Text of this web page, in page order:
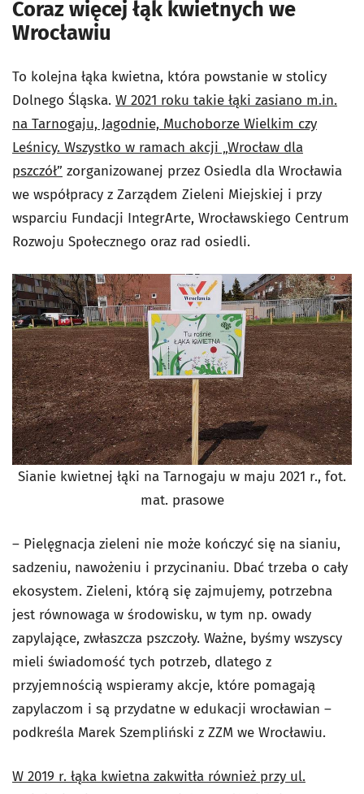
Coraz więcej łąk kwietnych we
Wrocławiu
To kolejna łąka kwietna, która powstanie w stolicy
Dolnego Śląska. W 2021 roku takie łąki zasiano m.in.
na Tarnogaju, Jagodnie, Muchoborze Wielkim czy
Leśnicy. Wszystko w ramach akcji „Wrocław dla
pszczół” zorganizowanej przez Osiedla dla Wrocławia
we współpracy z Zarządem Zieleni Miejskiej i przy
wsparciu Fundacji IntegrArte, Wrocławskiego Centrum
Rozwoju Społecznego oraz rad osiedli.
Sianie kwietnej łąki na Tarnogaju w maju 2021 r., fot.
mat. prasowe
– Pielęgnacja zieleni nie może kończyć się na sianiu,
sadzeniu, nawożeniu i przycinaniu. Dbać trzeba o cały
ekosystem. Zieleni, którą się zajmujemy, potrzebna
jest równowaga w środowisku, w tym np. owady
zapylające, zwłaszcza pszczoły. Ważne, byśmy wszyscy
mieli świadomość tych potrzeb, dlatego z
przyjemnością wspieramy akcje, które pomagają
zapylaczom i są przydatne w edukacji wrocławian –
podkreśla Marek Szempliński z ZZM we Wrocławiu.
W 2019 r. łąka kwietna zakwitła również przy ul.